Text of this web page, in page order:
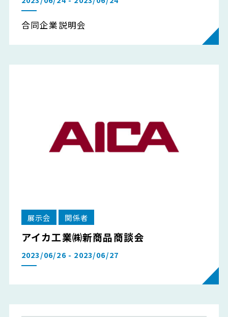
合同企業説明会
展示会 関係者
アイカ工業㈱新商品商談会
2023/06/26 - 2023/06/27